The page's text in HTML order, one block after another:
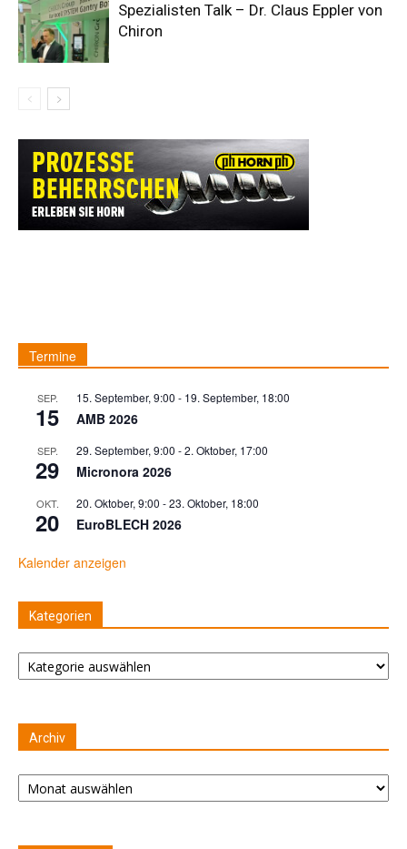
Spezialisten Talk – Dr. Claus Eppler von
Chiron
Termine
SEP.
15
15. September, 9:00 - 19. September, 18:00
AMB 2026
SEP.
29
29. September, 9:00 -2. Oktober, 17:00
Micronora 2026
OKT.
20
20. Oktober, 9:00 -23. Oktober, 18:00
EuroBLECH 2026
Kalender anzeigen
Kategorien
Kategorien
Archiv
Archiv